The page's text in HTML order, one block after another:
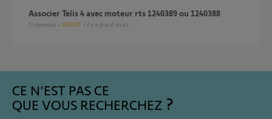
Associer Telis 4 avec moteur rts 1240389 ou 1240388
5 réponses VOLET il y a plus d'un an
CE N'EST PAS CE
QUE VOUS RECHERCHEZ